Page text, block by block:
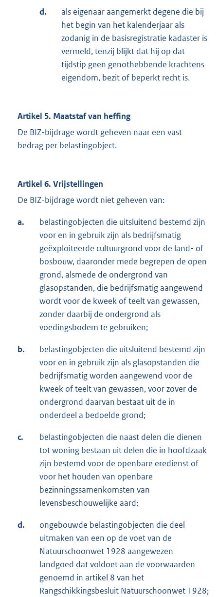
d.
als eigenaar aangemerkt degene die bij
het begin van het kalenderjaar als
zodanig in de basisregistratie kadaster is
vermeld, tenzij blijkt dat hij op dat
tijdstip geen genothebbende krachtens
eigendom, bezit of beperkt recht is.
Artikel 5. Maatstaf van heffing
De BIZ-bijdrage wordt geheven naar een vast
bedrag per belastingobject.
Artikel 6. Vrijstellingen
De BIZ-bijdrage wordt niet geheven van:
a.
belastingobjecten die uitsluitend bestemd zijn
voor en in gebruik zijn als bedrijfsmatig
geëxploiteerde cultuurgrond voor de land- of
bosbouw, daaronder mede begrepen de open
grond, alsmede de ondergrond van
glasopstanden, die bedrijfsmatig aangewend
wordt voor de kweek of teelt van gewassen,
zonder daarbij de ondergrond als
voedingsbodem te gebruiken;
b.
belastingobjecten die uitsluitend bestemd zijn
voor en in gebruik zijn als glasopstanden die
bedrijfsmatig worden aangewend voor de
kweek of teelt van gewassen, voor zover de
ondergrond daarvan bestaat uit de in
onderdeel a bedoelde grond;
c.
belastingobjecten die naast delen die dienen
tot woning bestaan uit delen die in hoofdzaak
zijn bestemd voor de openbare eredienst of
voor het houden van openbare
bezinningssamenkomsten van
levensbeschouwelijke aard;
d.
ongebouwde belastingobjecten die deel
uitmaken van een op de voet van de
Natuurschoonwet 1928 aangewezen
landgoed dat voldoet aan de voorwaarden
genoemd in artikel 8 van het
Rangschikkingsbesluit Natuurschoonwet 1928;